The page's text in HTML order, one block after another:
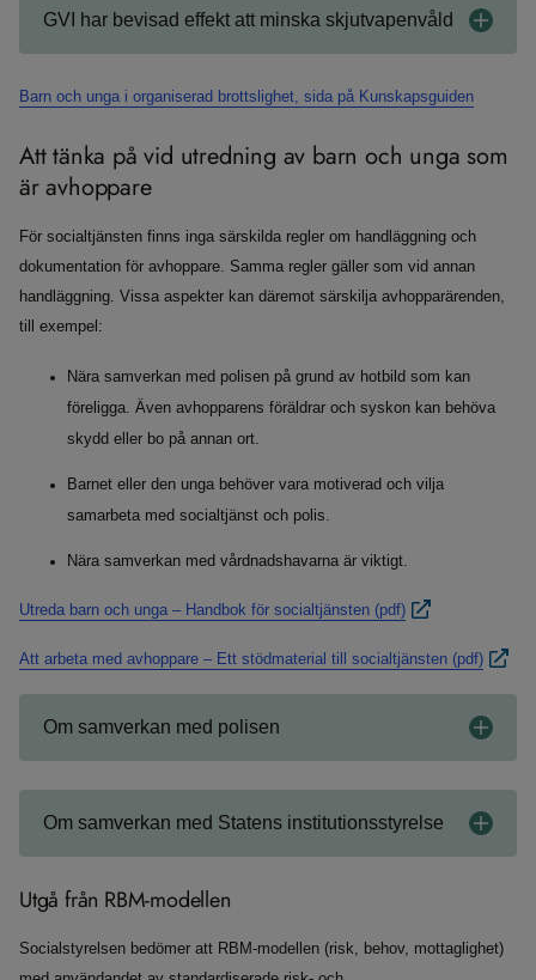
GVI har bevisad effekt att minska skjutvapenvåld
Barn och unga i organiserad brottslighet, sida på Kunskapsguiden
Att tänka på vid utredning av barn och unga som
är avhoppare
För socialtjänsten finns inga särskilda regler om handläggning och
dokumentation för avhoppare. Samma regler gäller som vid annan
handläggning. Vissa aspekter kan däremot särskilja avhopparärenden,
till exempel:
Nära samverkan med polisen på grund av hotbild som kan
föreligga. Även avhopparens föräldrar och syskon kan behöva
skydd eller bo på annan ort.
Barnet eller den unga behöver vara motiverad och vilja
samarbeta med socialtjänst och polis.
Nära samverkan med vårdnadshavarna är viktigt.
Utreda barn och unga – Handbok för socialtjänsten (pdf)
Att arbeta med avhoppare – Ett stödmaterial till socialtjänsten (pdf)
Om samverkan med polisen
Om samverkan med Statens institutionsstyrelse
Utgå från RBM-modellen
Socialstyrelsen bedömer att RBM-modellen (risk, behov, mottaglighet)